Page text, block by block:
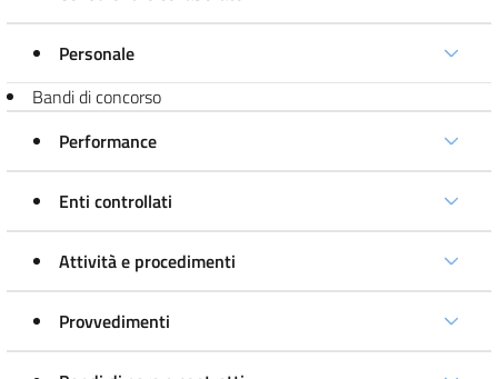
Personale
Bandi di concorso
Performance
Enti controllati
Attività e procedimenti
Provvedimenti